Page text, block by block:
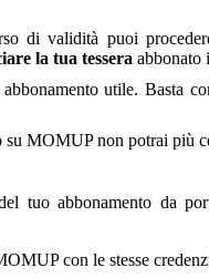
di validità puoi
la tua tessera abbonato
utile. Basta
MOMUP non potrai più
tuo abbonamento da
con le stesse